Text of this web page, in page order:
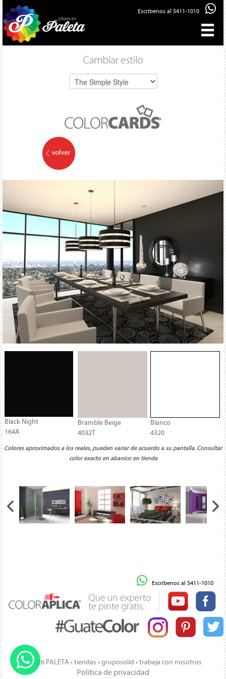
Escríbenos al 5411-1010
Black Night
164A
Bramble Beige
4032T
Blanco
4320
Colores aproximados a los reales, pueden variar de acuerdo a su pantalla. Consultar
color exacto en abanico en tienda
Escríbenos al 5411-1010
© 2026 PALETA •tiendas •gruposolid •trabaja con nosotros
Política de privacidad